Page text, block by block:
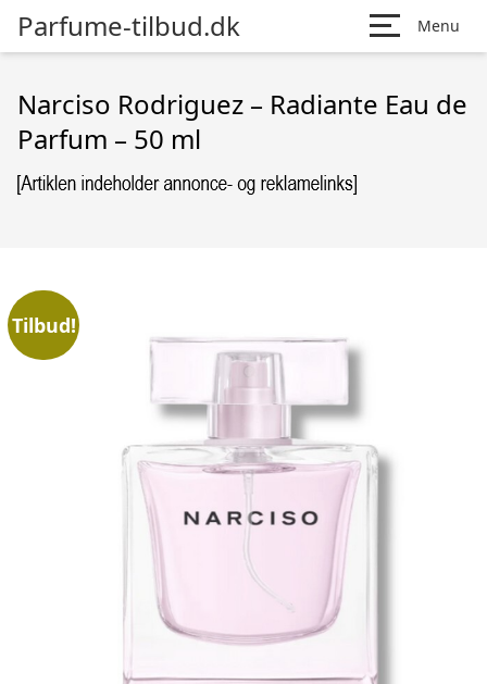
Parfume-tilbud.dk Menu
Narciso Rodriguez – Radiante Eau de
Parfum – 50 ml
Tilbud!